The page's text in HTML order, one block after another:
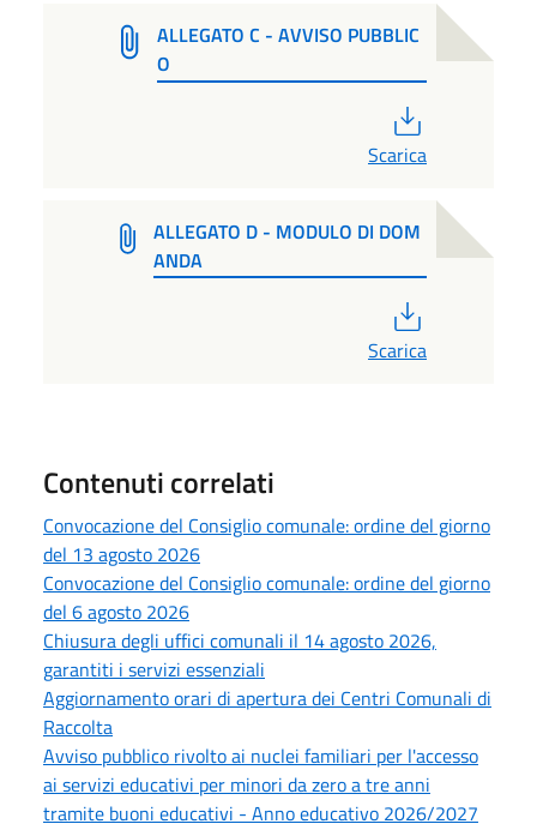
ALLEGATO C - AVVISO PUBBLIC
O
Scarica
ALLEGATO D - MODULO DI DOM
ANDA
Scarica
Contenuti correlati
Convocazione del Consiglio comunale: ordine del giorno
del 13 agosto 2026
Convocazione del Consiglio comunale: ordine del giorno
del 6 agosto 2026
Chiusura degli uffici comunali il 14 agosto 2026,
garantiti i servizi essenziali
Aggiornamento orari di apertura dei Centri Comunali di
Raccolta
Avviso pubblico rivolto ai nuclei familiari per l'accesso
ai servizi educativi per minori da zero a tre anni
tramite buoni educativi - Anno educativo 2026/2027